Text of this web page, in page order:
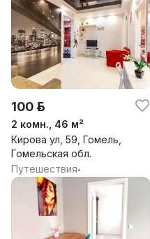
100 р.
2 комн., 46 м²
Кирова ул, 59, Гомель,
Гомельская обл.
Путешествия•